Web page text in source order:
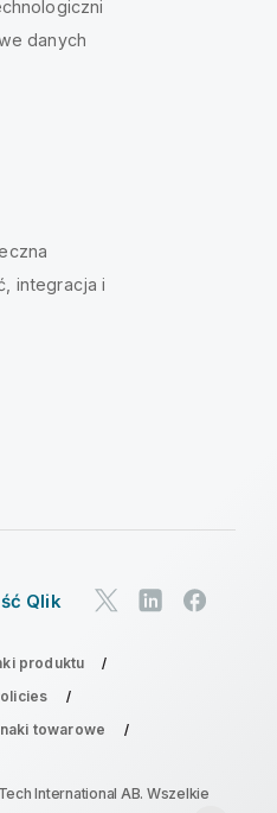
danych
integracja i
Qlik
produktu
towarowe
International AB. Wszelkie